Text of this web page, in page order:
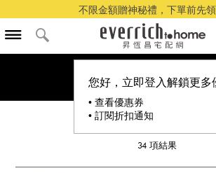
全館最高享14%折扣
您好，立即登入解鎖更多
• 查看優惠券
• 訂閱折扣通知
SANRIO 三麗鷗
34 項結果